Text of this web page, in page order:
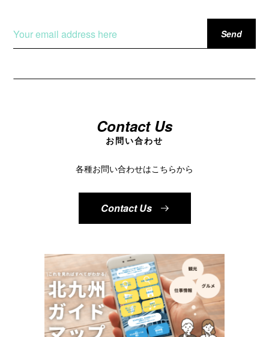
Contact Us
お問い合わせ
各種お問い合わせはこちらから
Contact Us